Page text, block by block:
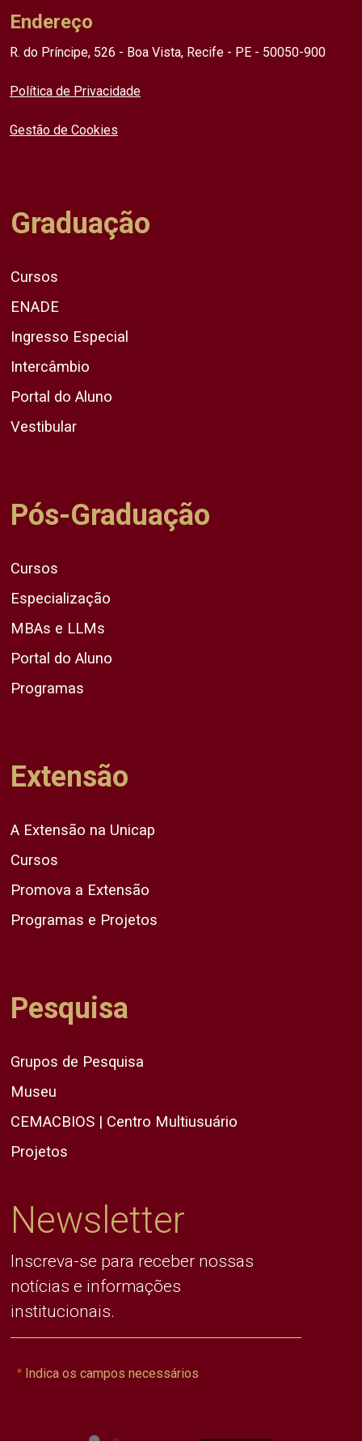
Endereço
R. do Príncipe, 526 - Boa Vista, Recife - PE - 50050-900
Política de Privacidade
Gestão de Cookies
Graduação
Cursos
ENADE
Ingresso Especial
Intercâmbio
Portal do Aluno
Vestibular
Pós-Graduação
Cursos
Especialização
MBAs e LLMs
Portal do Aluno
Programas
Extensão
A Extensão na Unicap
Cursos
Promova a Extensão
Programas e Projetos
Pesquisa
Grupos de Pesquisa
Museu
CEMACBIOS | Centro Multiusuário
Projetos
Newsletter
Inscreva-se para receber nossas
notícias e informações
institucionais.
Indica os campos necessários